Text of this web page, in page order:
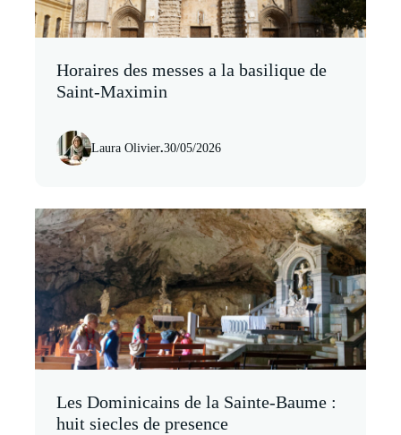
Horaires des messes a la basilique de
Saint-Maximin
Laura Olivier.30/05/2026
Les Dominicains de la Sainte-Baume :
huit siecles de presence